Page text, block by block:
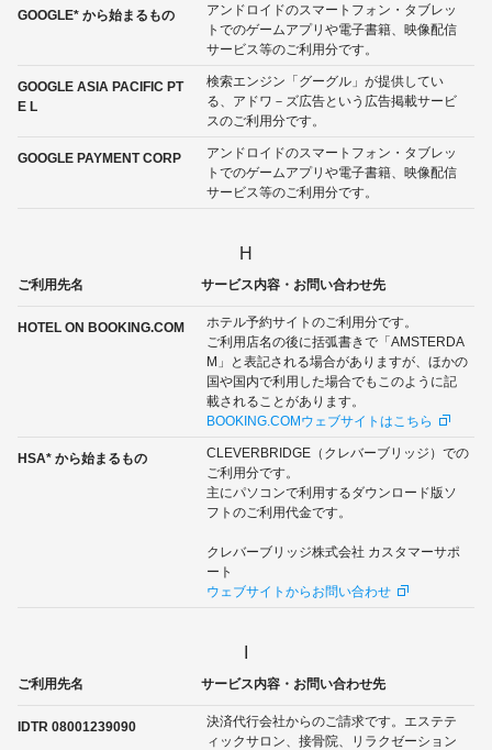
GOOGLE* から始まるもの
アンドロイドのスマートフォン・タブレッ
トでのゲームアプリや電子書籍、映像配信
サービス等のご利用分です。
GOOGLE ASIA PACIFIC PT
E L
検索エンジン「グーグル」が提供してい
る、アドワ－ズ広告という広告掲載サービ
スのご利用分です。
GOOGLE PAYMENT CORP
アンドロイドのスマートフォン・タブレッ
トでのゲームアプリや電子書籍、映像配信
サービス等のご利用分です。
H
ご利用先名 サービス内容・お問い合わせ先
HOTEL ON BOOKING.COM
ホテル予約サイトのご利用分です。
ご利用店名の後に括弧書きで「AMSTERDA
M」と表記される場合がありますが、ほかの
国や国内で利用した場合でもこのように記
載されることがあります。
BOOKING.COMウェブサイトはこちら
HSA* から始まるもの
CLEVERBRIDGE（クレバーブリッジ）での
ご利用分です。
主にパソコンで利用するダウンロード版ソ
フトのご利用代金です。
クレバーブリッジ株式会社 カスタマーサポ
ート
ウェブサイトからお問い合わせ
ご利用先名 サービス内容・お問い合わせ先
IDTR 08001239090
決済代行会社からのご請求です。エステテ
ィックサロン、接骨院、リラクゼーション